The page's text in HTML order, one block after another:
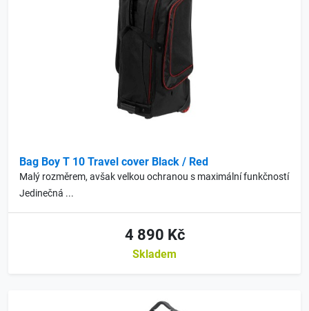
Bag Boy T 10 Travel cover Black / Red
Malý rozměrem, avšak velkou ochranou s maximální funkčností
Jedinečná ...
4 890 Kč
Skladem